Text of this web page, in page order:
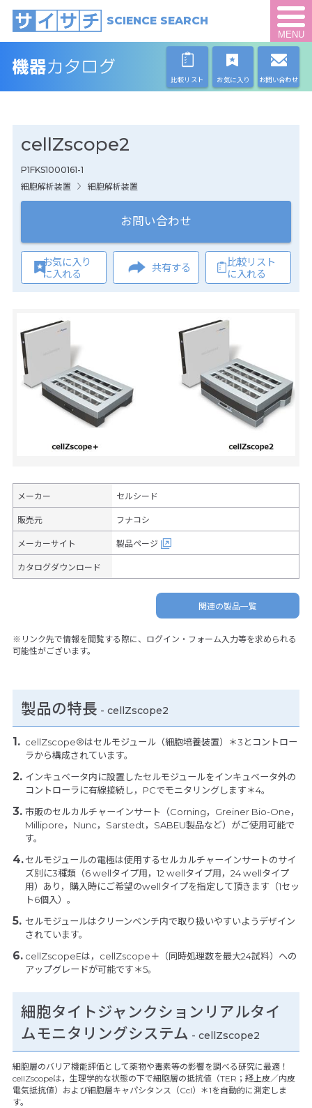
SCIENCE SEARCH
MENU
比較リスト お気に入り お問い合わせ
cellZscope2
P1FKS1000161-1
細胞解析装置
細胞解析装置
お問い合わせ
お気に入り
に入れる
共有する
比較リスト
に入れる
メーカー セルシード
販売元 フナコシ
メーカーサイト 製品ページ
カタログダウンロード
関連の製品一覧
※リンク先で情報を閲覧する際に、ログイン・フォーム入力等を求められる
可能性がございます。
製品の特長 - cellZscope2
cellZscope®はセルモジュール（細胞培養装置）＊3とコントロー
ラから構成されています。
インキュベータ内に設置したセルモジュールをインキュベータ外の
コントローラに有線接続し，PCでモニタリングします＊4。
市販のセルカルチャーインサート（Corning，Greiner Bio-One，
Millipore，Nunc，Sarstedt，SABEU製品など）がご使用可能で
す。
セルモジュールの電極は使用するセルカルチャーインサートのサイ
ズ別に3種類（6 wellタイプ用，12 wellタイプ用，24 wellタイプ
用）あり，購入時にご希望のwellタイプを指定して頂きます（1セッ
ト6個入）。
セルモジュールはクリーンベンチ内で取り扱いやすいようデザイン
されています。
cellZscopeEは，cellZscope＋（同時処理数を最大24試料）への
アップグレードが可能です＊5。
細胞タイトジャンクションリアルタイ
ムモニタリングシステム - cellZscope2
細胞層のバリア機能評価として薬物や毒素等の影響を調べる研究に最適！
cellZscopeは，生理学的な状態の下で細胞層の抵抗値（TER；経上皮／内皮
電気抵抗値）および細胞層キャパシタンス（Ccl）＊1を自動的に測定しま
す。